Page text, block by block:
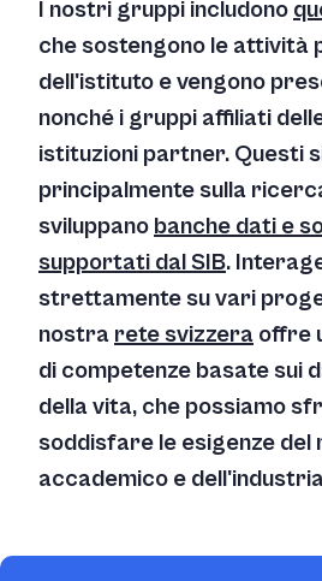
I nostri gruppi includono
che sostengono le attività
dell'istituto e vengono
nonché i gruppi affiliati
istituzioni partner. Questi
principalmente sulla
sviluppano banche dati e
supportati dal SIB.
strettamente su vari
nostra rete svizzera offre
di competenze basate sui
della vita, che possiamo
soddisfare le esigenze del
accademico e